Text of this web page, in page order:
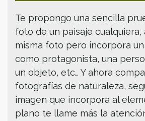
Te propongo una sencilla
foto de un paisaje cualquiera,
misma foto pero incorpora
como protagonista, una
un objeto, etc… Y ahora
fotografías de naturaleza,
imagen que incorpora al
plano te llame más la